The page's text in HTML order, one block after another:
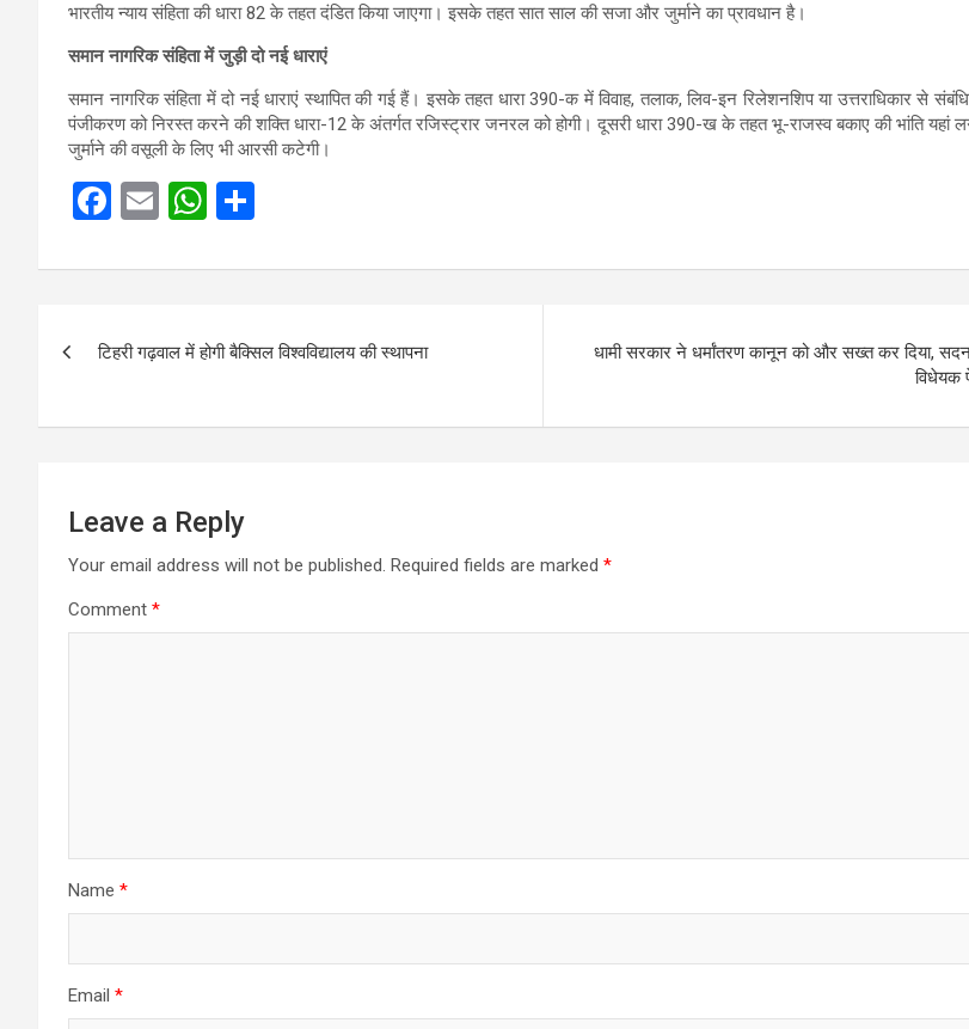
भारतीय न्याय संहिता की धारा 82 के तहत दंडित किया जाएगा। इसके तहत सात साल की सजा और जुर्माने का प्रावधान है।
समान नागरिक संहिता में जुड़ी दो नई धाराएं
समान नागरिक संहिता में दो नई धाराएं स्थापित की गई हैं। इसके तहत धारा 390-क में विवाह, तलाक, लिव-इन रिलेशनशिप या उत्तराधिकार से
पंजीकरण को निरस्त करने की शक्ति धारा-12 के अंतर्गत रजिस्ट्रार जनरल को होगी। दूसरी धारा 390-ख के तहत भू-राजस्व बकाए की भांति यहां
जुर्माने की वसूली के लिए भी आरसी कटेगी।
F
ce
o
k
E
ail
W
at
A
p
ar
navigation
टिहरी गढ़वाल में होगी बैक्सिल विश्वविद्यालय की स्थापना
धामी सरकार ने धर्मांतरण कानून को और सख्त कर दिया,
विधेयक
Leave a Reply
Your email address will not be published. Required fields are marked *
Comment *
Name *
Email *